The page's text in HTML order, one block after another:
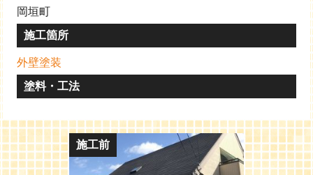
岡垣町
施工箇所
外壁塗装
塗料・工法
施工前